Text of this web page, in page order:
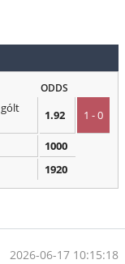
ODDS
1.92 1 - 0
1000
1920
2026-06-17 10:15:18